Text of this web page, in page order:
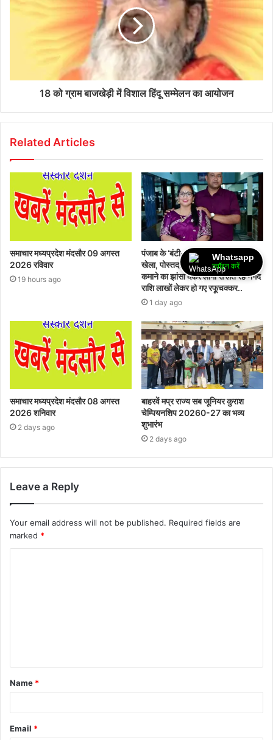
18 को ग्राम बाजखेड़ी में विशाल हिंदू सम्मेलन का आयोजन
Related Articles
समाचार मध्यप्रदेश मंदसौर 09 अगस्त
2026 रविवार
19 hours ago
पंजाब के ‘बंटी-बबली’ का मंदसौर में बड़ा
खेला, पोस्तदाना खरीदने और भारी मुनाफा
कमाने का झांसा देकर लोगों से लेते रहे नगद
राशि लाखों लेकर हो गए रफूचक्कर..
1 day ago
समाचार मध्यप्रदेश मंदसौर 08 अगस्त
2026 शनिवार
2 days ago
बाहरवें मप्र राज्य सब जूनियर कुराश
चेम्पियनशिप 20260-27 का भव्य
शुभारंभ
2 days ago
Leave a Reply
Your email address will not be published. Required fields are
marked *
Name *
Email *
Whatsapp
ज्वॉइन करें